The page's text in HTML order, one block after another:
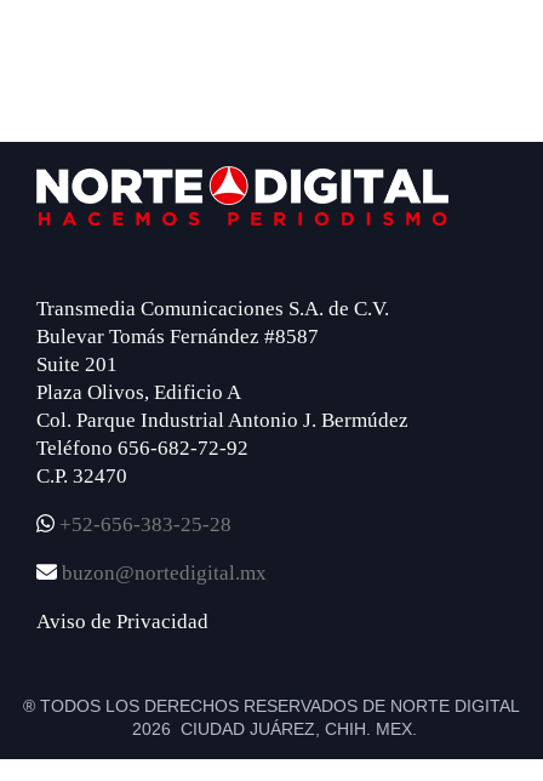
Footer
Transmedia Comunicaciones S.A. de C.V.
Bulevar Tomás Fernández #8587
Suite 201
Plaza Olivos, Edificio A
Col. Parque Industrial Antonio J. Bermúdez
Teléfono 656-682-72-92
C.P. 32470
+52-656-383-25-28
buzon@nortedigital.mx
Aviso de Privacidad
® TODOS LOS DERECHOS RESERVADOS DE NORTE DIGITAL
2026 CIUDAD JUÁREZ, CHIH. MEX.